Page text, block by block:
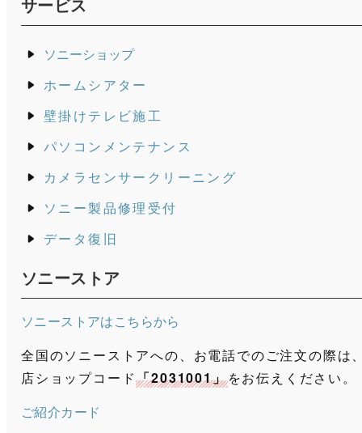
ソニーショップ
ホームシアター
壁掛けテレビ施工
パソコンメンテナンス
カメラセンサークリーニング
ソニー製品修理受付
データ復旧
ソニーストア
ソニーストアはこちらから
全国のソニーストアへの、お電話でのご注文の際は
店ショップコード「2031001」をお伝えください。
ご紹介カード